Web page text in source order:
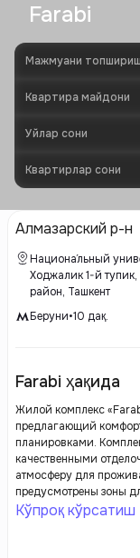
Farabi
Мажмуани
Квартира майдони
Уйлар сони
Квартирлар сони
Алмазарский р-н
Национа́льный
Ходжалик 1-й
район, Ташкент
Беруни•10 дақ.
Farabi ҳақида
Жилой комплекс
предлагающий
планировками.
качественными
атмосферу для
предусмотрены зоны
насаждения, что
Кўпроқ кўрсатиш